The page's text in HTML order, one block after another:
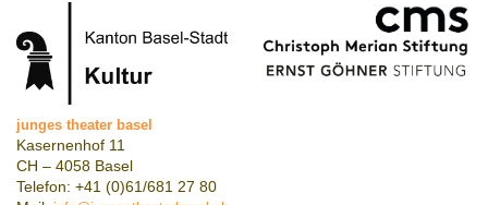
junges theater basel
Kasernenhof 11
CH – 4058 Basel
Telefon: +41 (0)61/681 27 80